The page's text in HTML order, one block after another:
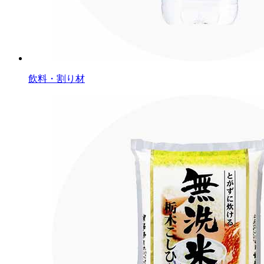
飲料・割り材